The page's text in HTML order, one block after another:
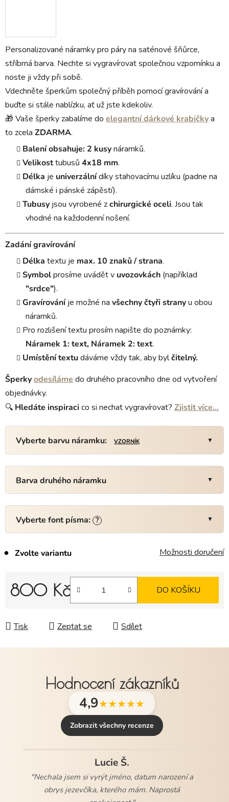
Personalizované náramky pro páry na saténové šňůrce,
stříbrná barva. Nechte si vygravírovat společnou vzpomínku a
noste ji vždy při sobě.
Vdechněte šperkům společný příběh pomocí gravírování a
buďte si stále nablízku, ať už jste kdekoliv.
🎁 Vaše šperky zabalíme do elegantní dárkové krabičkya
to zcela ZDARMA.
Balení obsahuje: 2 kusynáramků.
Velikosttubusů 4x18 mm.
Délka je univerzálnídíky stahovacímu uzlíku (padne na
dámské i pánské zápěstí).
Tubusy jsou vyrobené zchirurgické oceli. Jsou tak
vhodné na každodenní nošení.
Zadání gravírování
Délka textu je max. 10 znaků / strana.
Symbolprosíme uvádět v uvozovkách (například
"srdce").
Gravírováníje možné na všechny čtyři stranyu obou
náramků.
Pro rozlišení textu prosím napište do poznámky:
Náramek 1: text, Náramek 2: text.
Umístění textudáváme vždy tak, aby bylčitelný.
Šperkyodesíláme do druhého pracovního dne od vytvoření
objednávky.
🔍 Hledáte inspiracico si nechat vygravírovat? Zjistit více…
Vyberte barvu náramku: VZORNÍK
Barva druhého náramku
Vyberte font písma: ?
Zvolte variantu Možnosti doručení
800 Kč DO KOŠÍKU
Tisk Zeptat se Sdílet
Hodnocení zákazníků
4,9★★★★★
Zobrazit všechny recenze
Lucie Š.
"Nechala jsem si vyrýt jméno, datum narození a
obrys jezevčíka, kterého mám. Naprostá